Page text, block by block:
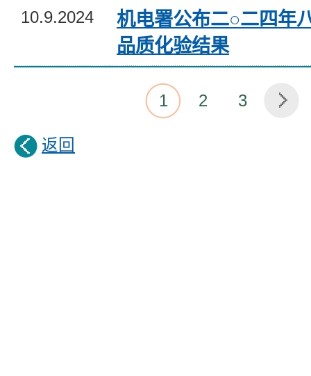
10.9.2024
机电署公布二○二四年
品质化验结果
1 2 3
返回